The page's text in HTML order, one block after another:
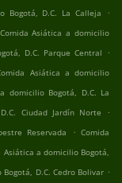
Bogotá, D.C. La Calleja
.
Comida Asiática a domicilio
D.C. Parque Central .
Asiática a domicilio
domicilio Bogotá, D.C. La
Ciudad Jardín Norte
.
Reservada
. Comida
Asiática a domicilio Bogotá,
D.C. Cedro Bolivar .